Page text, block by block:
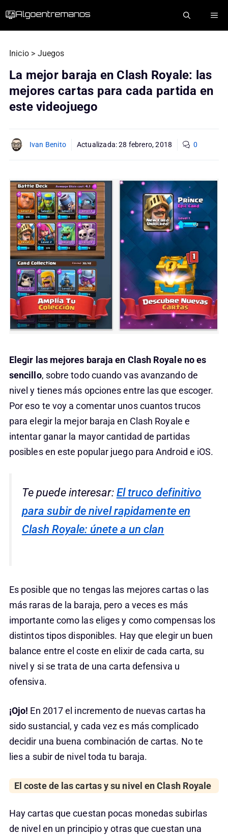
Inicio > Juegos
La mejor baraja en Clash Royale: las
mejores cartas para cada partida en
este videojuego
Ivan Benito Actualizada:28 febrero, 2018 0
Elegir las mejores baraja en Clash Royale no es
sencillo, sobre todo cuando vas avanzando de
nivel y tienes más opciones entre las que escoger.
Por eso te voy a comentar unos cuantos trucos
para elegir la mejor baraja en Clash Royale e
intentar ganar la mayor cantidad de partidas
posibles en este popular juego para Android e iOS.
Te puede interesar: El truco definitivo
para subir de nivel rapidamente en
Clash Royale: únete a un clan
Es posible que no tengas las mejores cartas o las
más raras de la baraja, pero a veces es más
importante como las eliges y como compensas los
distintos tipos disponibles. Hay que elegir un buen
balance entre el coste en elixir de cada carta, su
nivel y si se trata de una carta defensiva u
ofensiva.
¡Ojo! En 2017 el incremento de nuevas cartas ha
sido sustancial, y cada vez es más complicado
decidir una buena combinación de cartas. No te
lies a subir de nivel toda tu baraja.
El coste de las cartas y su nivel en Clash Royale
Hay cartas que cuestan pocas monedas subirlas
de nivel en un principio y otras que cuestan una